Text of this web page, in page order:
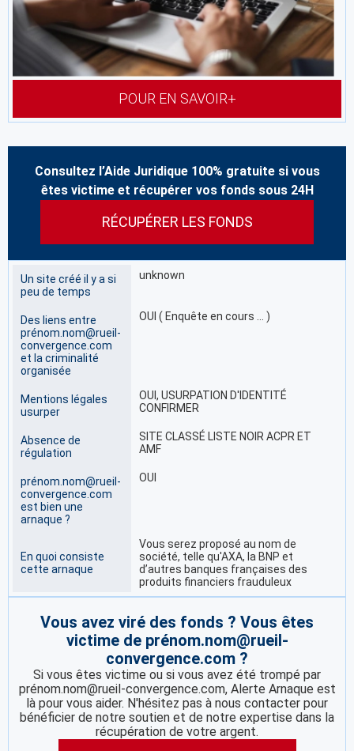
POUR EN SAVOIR+
Consultez l’Aide Juridique 100% gratuite si vous
êtes victime et récupérer vos fonds sous 24H
RÉCUPÉRER LES FONDS
Un site créé il y a si
peu de temps
unknown
Des liens entre
prénom.nom@rueil-
convergence.com
et la criminalité
organisée
OUI ( Enquête en cours … )
Mentions légales
usurper
OUI, USURPATION D'IDENTITÉ
CONFIRMER
Absence de
régulation
SITE CLASSÉ LISTE NOIR ACPR ET
AMF
prénom.nom@rueil-
convergence.com
est bien une
arnaque ?
OUI
En quoi consiste
cette arnaque
Vous serez proposé au nom de
société, telle qu'AXA, la BNP et
d’autres banques françaises des
produits financiers frauduleux
Vous avez viré des fonds ? Vous êtes
victime de prénom.nom@rueil-
convergence.com ?
Si vous êtes victime ou si vous avez été trompé par
prénom.nom@rueil-convergence.com, Alerte Arnaque est
là pour vous aider. N'hésitez pas à nous contacter pour
bénéficier de notre soutien et de notre expertise dans la
récupération de votre argent.